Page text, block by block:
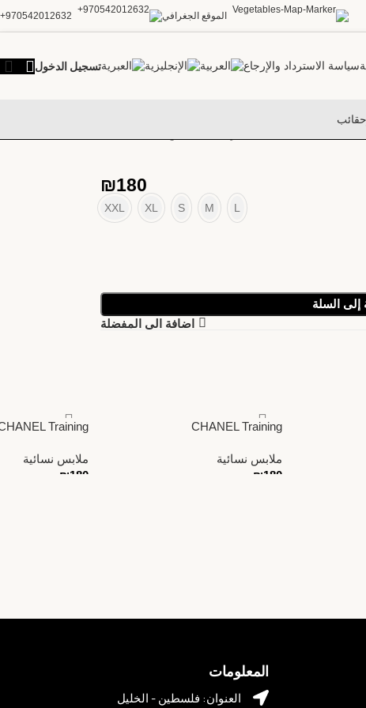
الموقع الجغرافي 970542012632+
سياسة الاسترداد والإرجاع تسجيل الدخول
حقائب
₪180
L
M
S
XL
XXL
إلى السلة
اضافة الى المفضلة
CHANEL Training
ملابس نسائية
₪180
Training
ملابس نسائية
₪180
المعلومات
العنوان: فلسطين - الخليل